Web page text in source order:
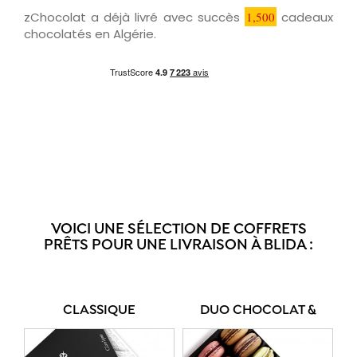
zChocolat a déjà livré avec succès 1,500 cadeaux
chocolatés en Algérie.
VOICI UNE SÉLECTION DE COFFRETS
PRÊTS POUR UNE LIVRAISON À BLIDA :
CLASSIQUE DUO CHOCOLAT &